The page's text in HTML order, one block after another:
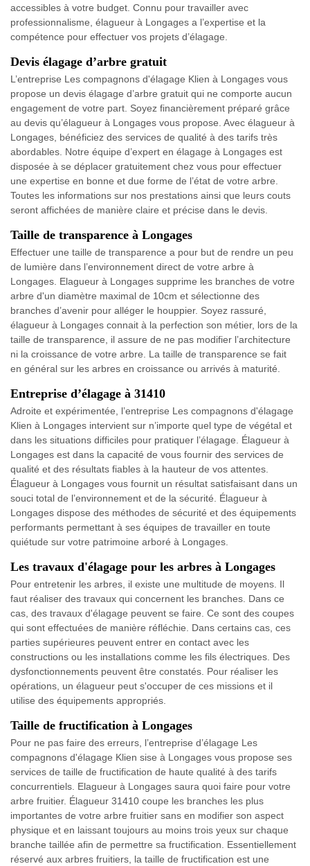
accessibles à votre budget. Connu pour travailler avec
professionnalisme, élagueur à Longages a l’expertise et la
compétence pour effectuer vos projets d’élagage.
Devis élagage d’arbre gratuit
L’entreprise Les compagnons d'élagage Klien à Longages vous
propose un devis élagage d’arbre gratuit qui ne comporte aucun
engagement de votre part. Soyez financièrement préparé grâce
au devis qu’élagueur à Longages vous propose. Avec élagueur à
Longages, bénéficiez des services de qualité à des tarifs très
abordables. Notre équipe d’expert en élagage à Longages est
disposée à se déplacer gratuitement chez vous pour effectuer
une expertise en bonne et due forme de l’état de votre arbre.
Toutes les informations sur nos prestations ainsi que leurs couts
seront affichées de manière claire et précise dans le devis.
Taille de transparence à Longages
Effectuer une taille de transparence a pour but de rendre un peu
de lumière dans l’environnement direct de votre arbre à
Longages. Elagueur à Longages supprime les branches de votre
arbre d'un diamètre maximal de 10cm et sélectionne des
branches d’avenir pour alléger le houppier. Soyez rassuré,
élagueur à Longages connait à la perfection son métier, lors de la
taille de transparence, il assure de ne pas modifier l’architecture
ni la croissance de votre arbre. La taille de transparence se fait
en général sur les arbres en croissance ou arrivés à maturité.
Entreprise d’élagage à 31410
Adroite et expérimentée, l’entreprise Les compagnons d'élagage
Klien à Longages intervient sur n’importe quel type de végétal et
dans les situations difficiles pour pratiquer l’élagage. Élagueur à
Longages est dans la capacité de vous fournir des services de
qualité et des résultats fiables à la hauteur de vos attentes.
Élagueur à Longages vous fournit un résultat satisfaisant dans un
souci total de l’environnement et de la sécurité. Élagueur à
Longages dispose des méthodes de sécurité et des équipements
performants permettant à ses équipes de travailler en toute
quiétude sur votre patrimoine arboré à Longages.
Les travaux d'élagage pour les arbres à Longages
Pour entretenir les arbres, il existe une multitude de moyens. Il
faut réaliser des travaux qui concernent les branches. Dans ce
cas, des travaux d'élagage peuvent se faire. Ce sont des coupes
qui sont effectuées de manière réfléchie. Dans certains cas, ces
parties supérieures peuvent entrer en contact avec les
constructions ou les installations comme les fils électriques. Des
dysfonctionnements peuvent être constatés. Pour réaliser les
opérations, un élagueur peut s'occuper de ces missions et il
utilise des équipements appropriés.
Taille de fructification à Longages
Pour ne pas faire des erreurs, l’entreprise d’élagage Les
compagnons d'élagage Klien sise à Longages vous propose ses
services de taille de fructification de haute qualité à des tarifs
concurrentiels. Elagueur à Longages saura quoi faire pour votre
arbre fruitier. Élagueur 31410 coupe les branches les plus
importantes de votre arbre fruitier sans en modifier son aspect
physique et en laissant toujours au moins trois yeux sur chaque
branche taillée afin de permettre sa fructification. Essentiellement
réservé aux arbres fruitiers, la taille de fructification est une